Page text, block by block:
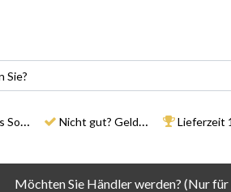
Nicht gut? Geld zurück Lieferzeit 1-3
Möchten Sie Händler werden? (Nur